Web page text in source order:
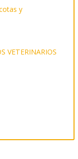
VETERINARIOS